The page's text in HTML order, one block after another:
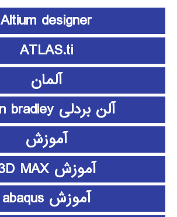
Altium designer
ATLAS.ti
آلمان
آلن بردلی Allen bradley
آموزش
آموزش 3D MAX
آموزش abaqus